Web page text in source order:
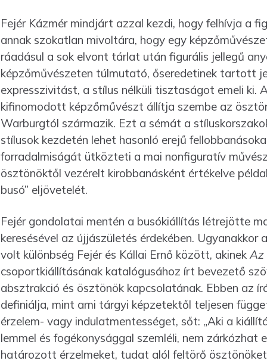
Fejér Kázmér mindjárt azzal kezdi, hogy felhívja a
annak szokatlan mivoltára, hogy egy
ráadásul a sok elvont tárlat után figurális jellegű
képzőművészeten túlmutató, őserede­tinek tartott
expresszivitást, a stílus nélküli tisztaságot emeli ki.
kifinomodott képzőmű­vészt állítja szembe az
Warburgtól származik. Ezt a sémát a
stílusok kezdetén lehet hasonló erejű
forradalmiságát ütközteti a mai nonfiguratív
ösztönöktől vezérelt kirobbanásként értékelve
busó” eljövetelét.
Fejér gondolatai mentén a busókiállítás létrejötte
keresésével az újjászületés érdekében.
volt különbség Fejér és Kállai Ernő között, akinekAz
csoportkiállításának katalógusához írt bevezető
absztrakció és ösztönök kapcsolatának. Ebben az
definiálja, mint ami tárgyi képzetektől teljesen
érzelem- vagy indulat­men­tességet, sőt: „Aki a
lemmel és fogékonysággal szemléli, nem zárkózhat
határozott érzelmeket, tudat alól feltörő